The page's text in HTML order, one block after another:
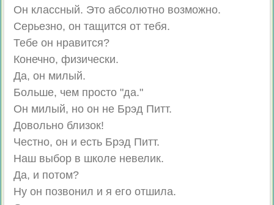
Он классный. Это абсолютно возможно.
Серьезно, он тащится от тебя.
Тебе он нравится?
Конечно, физически.
Да, он милый.
Больше, чем просто "да."
Он милый, но он не Брэд Питт.
Довольно близок!
Честно, он и есть Брэд Питт.
Наш выбор в школе невелик.
Да, и потом?
Ну он позвонил и я его отшила.